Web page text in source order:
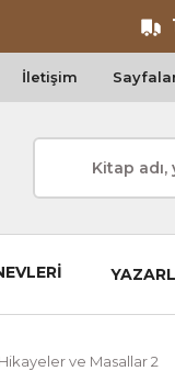
İletişim
ve Masallar 2